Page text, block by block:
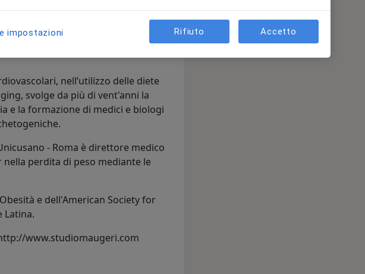
livello di Cardiochirurgia e
presso l'Università
nell’utilizzo delle diete
svolge da più di vent'anni la
e la formazione di medici e biologi
- Roma è direttore medico
nella perdita di peso mediante le
e dell'American Society for
Latina.
www.studiomaugeri.com
impostazioni Rifiuto Accetto